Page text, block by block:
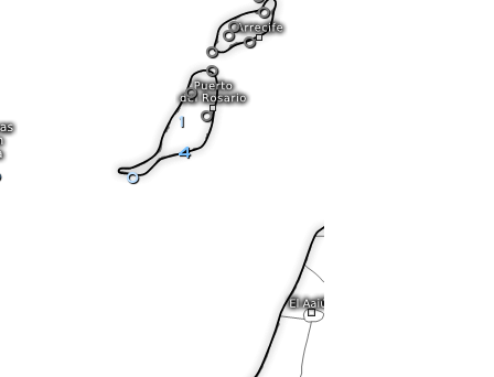
0
0
0
0
0
0
0
0
0
1
4